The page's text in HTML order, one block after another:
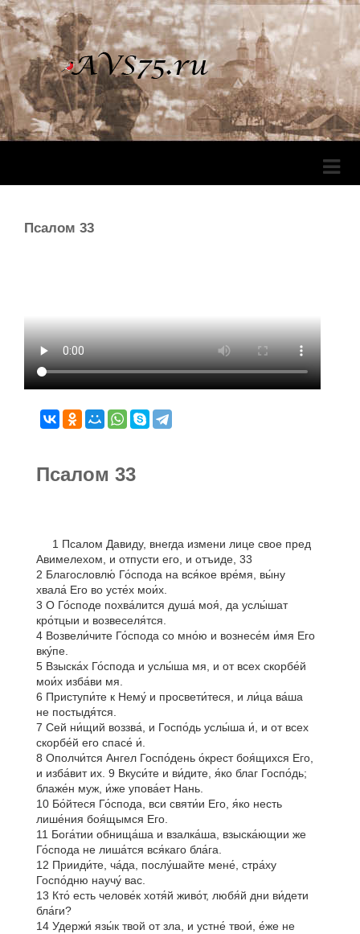
Псалом 33
Псалом 33
1 Псалом Давиду, внегда измени лице свое пред
Авимелехом, и отпусти его, и отъиде, 33
2 Благословлю́ Го́спода на вся́кое вре́мя, вы́ну
хвала́ Его во усте́х мои́х.
3 О Го́споде похва́лится душа́ моя́, да услы́шат
кро́тцыи и возвеселя́тся.
4 Возвели́чите Го́спода со мно́ю и вознесе́м и́мя Его
вку́пе.
5 Взыска́х Го́спода и услы́ша мя, и от всех скорбе́й
мои́х изба́ви мя.
6 Приступи́те к Нему́ и просвети́теся, и ли́ца ва́ша
не постыдя́тся.
7 Сей ни́щий воззва́, и Госпо́дь услы́ша и́, и от всех
скорбе́й его спасе́ и́.
8 Ополчи́тся Ангел Госпо́день о́крест боя́щихся Его,
и изба́вит их. 9 Вкуси́те и ви́дите, я́ко благ Госпо́дь;
блаже́н муж, и́же упова́ет Нань.
10 Бо́йтеся Го́спода, вси святи́и Его, я́ко несть
лише́ния боя́щымся Его.
11 Бога́тии обнища́ша и взалка́ша, взыска́ющии же
Го́спода не лиша́тся вся́каго бла́га.
12 Прииди́те, ча́да, послу́шайте мене́, стра́ху
Госпо́дню научу́ вас.
13 Кто́ есть челове́к хотя́й живо́т, любя́й дни ви́дети
бла́ги?
14 Удержи́ язы́к твой от зла, и устне́ твои́, е́же не